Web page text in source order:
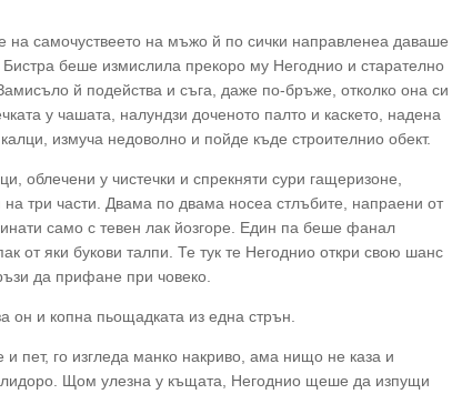
на самочуствеето на мъжо й по сички направленеа даваше
беше измислила прекоро му Негоднио и старателно
й подейства и съга, даже по-бръже, отколко она си
у чашата, налундзи доченото палто и каскето, надена
измуча недоволно и пойде къде строителнио обект.
облечени у чистечки и спрекняти сури гащеризоне,
три части. Двама по двама носеа стлъбите, напраени от
само с тевен лак йозгоре. Един па беше фанал
от яки букови талпи. Те тук те Негоднио откри свою шанс
да прифане при човеко.
и копна пьощадката из една стрън.
пет, го изгледа манко накриво, ама нищо не каза и
Щом улезна у къщата, Негоднио щеше да изпущи